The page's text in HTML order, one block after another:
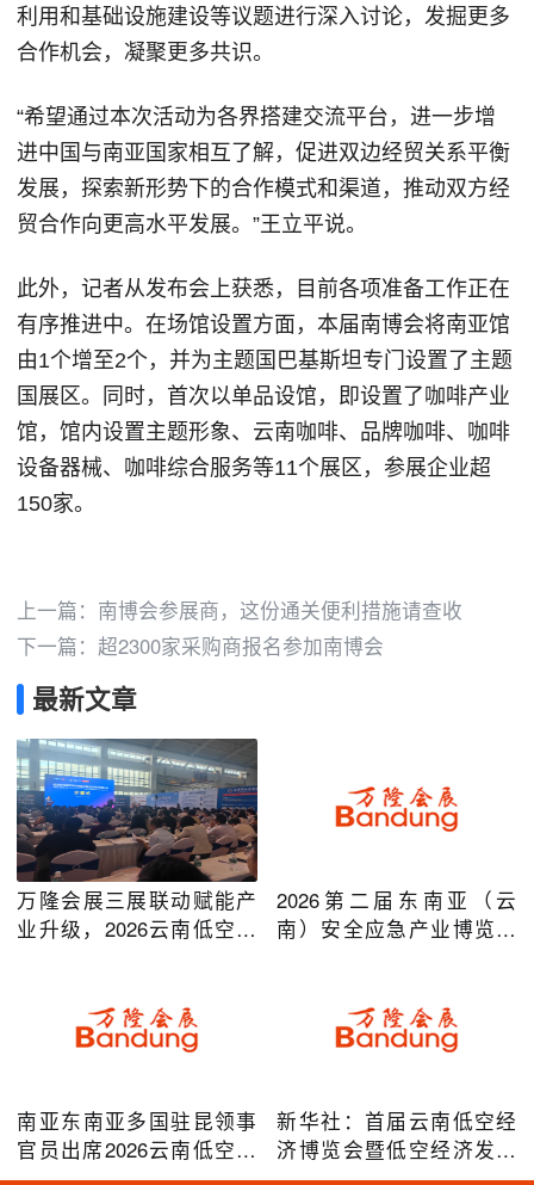
利用和基础设施建设等议题进行深入讨论，发掘更多
合作机会，凝聚更多共识。
“希望通过本次活动为各界搭建交流平台，进一步增
进中国与南亚国家相互了解，促进双边经贸关系平衡
发展，探索新形势下的合作模式和渠道，推动双方经
贸合作向更高水平发展。”王立平说。
此外，记者从发布会上获悉，目前各项准备工作正在
有序推进中。在场馆设置方面，本届南博会将南亚馆
由1个增至2个，并为主题国巴基斯坦专门设置了主题
国展区。同时，首次以单品设馆，即设置了咖啡产业
馆，馆内设置主题形象、云南咖啡、品牌咖啡、咖啡
设备器械、咖啡综合服务等11个展区，参展企业超
150家。
上一篇： 南博会参展商，这份通关便利措施请查收
下一篇： 超2300家采购商报名参加南博会
最新文章
万隆会展三展联动赋能产
业升级，2026云南低空经
2026第二届东南亚（云
南）安全应急产业博览会
南亚东南亚多国驻昆领事
官员出席2026云南低空经
济博览会，共谋跨境无人
新华社：首届云南低空经
济博览会暨低空经济发展
大会成效凸显